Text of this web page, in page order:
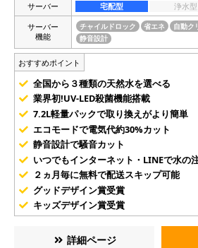
サーバー
宅配型 浄水型
サーバー
機能
チャイルドロック 省エネ 自動ク
静音設計
おすすめポイント
全国から３種類の天然水を選べる
業界初!UV-LED殺菌機能搭載
7.2L軽量パックで取り換えがより簡単
エコモードで電気代約30%カット
静音設計で騒音カット
いつでもインターネット・LINEで水の
２ヵ月毎に無料で配送スキップ可能
グッドデザイン賞受賞
キッズデザイン賞受賞
詳細ページ